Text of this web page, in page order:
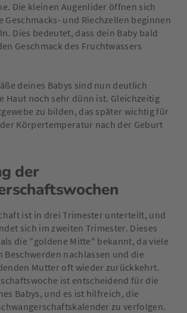
Die kleinen Augenlider öffnen sich
Geschmacks- und Riechzellen beginnen
Dies bedeutet, dass dein Baby bald
Geschmack des Fruchtwassers
deines Babys sind nun deutlich
Haut noch sehr dünn ist. Gleichzeitig
zu bilden, das später wichtig für
Körpertemperatur nach der Geburt
der
ist in drei Trimester unterteilt, und
sich im zweiten Trimester. Dieses
die "goldene Mitte" bekannt, da viele
Beschwerden nachlassen und die
Mutter oft wieder zurückkehrt.
ist entscheidend für die
Babys, und es ist hilfreich, die
zu verfolgen.